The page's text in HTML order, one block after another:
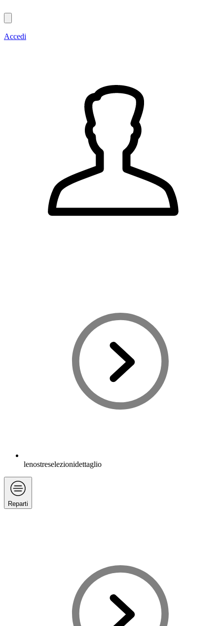
Accedi
lenostreselezionidettaglio
Reparti